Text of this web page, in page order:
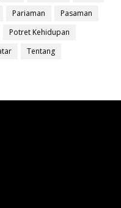
Pariaman
Pasaman
Potret Kehidupan
Tentang